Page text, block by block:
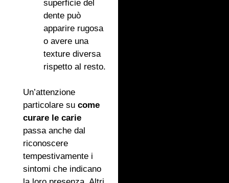
superficie del
dente può
apparire rugosa
o avere una
texture diversa
rispetto al resto.
Un’attenzione
particolare sucome
curare le carie
passa anche dal
riconoscere
tempestivamente i
sintomi che indicano